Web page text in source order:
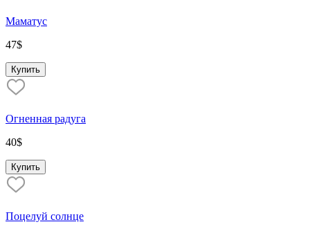
Маматус
47$
Купить
Огненная радуга
40$
Купить
Поцелуй солнце